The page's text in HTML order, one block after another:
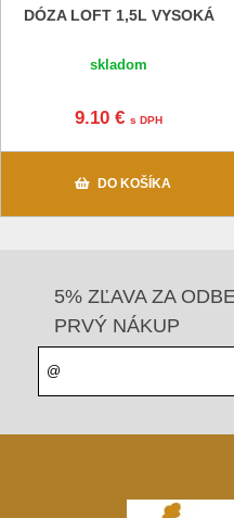
DÓZA LOFT 1,5L VYSOKÁ
skladom
9.10 €s DPH
DO KOŠÍKA
5% ZĽAVA ZA
PRVÝ NÁKUP